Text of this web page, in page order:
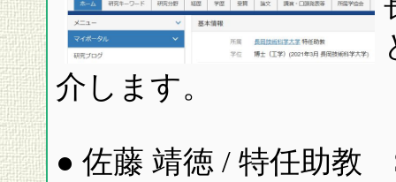
介します。
● 佐藤 靖徳 / 特任助教